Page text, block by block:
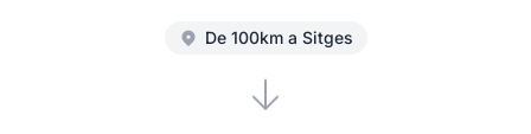
De 100km a Sitges